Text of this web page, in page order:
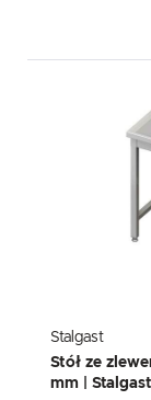
Stalgast
Stół ze
mm |